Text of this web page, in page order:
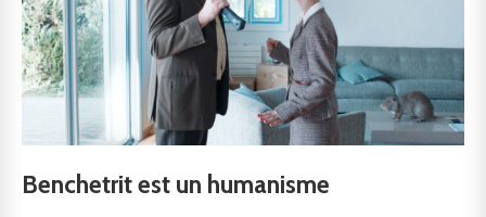
Benchetrit est un humanisme